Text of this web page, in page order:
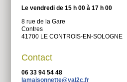
Le vendredi de 15 h 00 à 17 h 00
8 rue de la Gare
Contres
41700 LE CONTROIS-EN-SOLOGNE
Contact
06 33 94 54 48
lamaisonnette@val2c.fr